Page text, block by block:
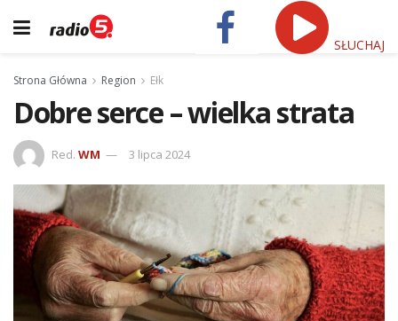
SŁUCHAJ
Strona Główna Region Ełk
Dobre serce – wielka strata
Red. WM 3 lipca 2024